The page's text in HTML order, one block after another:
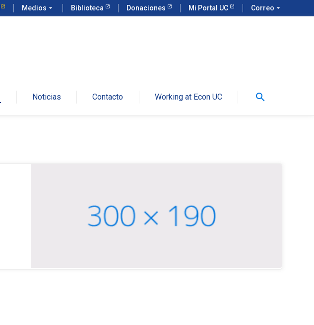
Medios arrow_drop_down Biblioteca Donaciones Mi Portal UC Correo arrow_drop_down
Noticias Contacto Working at Econ UC search